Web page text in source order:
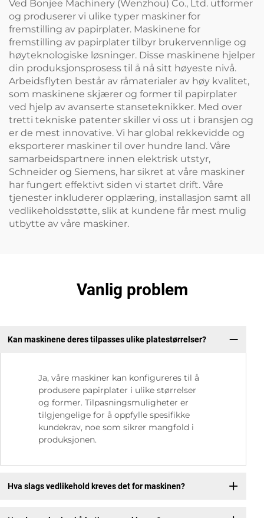
Ved Bonjee Machinery (Wenzhou) Co., Ltd. utformer
og produserer vi ulike typer maskiner for
fremstilling av papirplater. Maskinene for
fremstilling av papirplater tilbyr brukervennlige og
høyteknologiske løsninger. Disse maskinene hjelper
din produksjonsprosess til å nå sitt høyeste nivå.
Arbeidsflyten består av råmaterialer av høy kvalitet,
som maskinene skjærer og former til papirplater
ved hjelp av avanserte stanseteknikker. Med over
tretti tekniske patenter skiller vi oss ut i bransjen og
er de mest innovative. Vi har global rekkevidde og
eksporterer maskiner til over hundre land. Våre
samarbeidspartnere innen elektrisk utstyr,
Schneider og Siemens, har sikret at våre maskiner
har fungert effektivt siden vi startet drift. Våre
tjenester inkluderer opplæring, installasjon samt all
vedlikeholdsstøtte, slik at kundene får mest mulig
utbytte av våre maskiner.
Vanlig problem
Kan maskinene deres tilpasses ulike platestørrelser?
Ja, våre maskiner kan konfigureres til å
produsere papirplater i ulike størrelser
og former. Tilpasningsmuligheter er
tilgjengelige for å oppfylle spesifikke
kundekrav, noe som sikrer mangfold i
produksjonen.
Hva slags vedlikehold kreves det for maskinen?